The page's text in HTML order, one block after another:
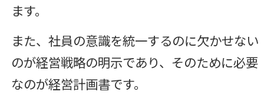
ます。
また、社員の意識を統一するのに欠かせない
のが経営戦略の明示であり、そのために必要
なのが経営計画書です。